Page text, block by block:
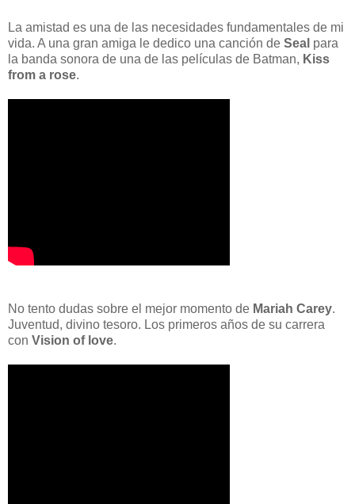
La amistad es una de las necesidades fundamentales de mi
vida. A una gran amiga le dedico una canción de Seal para
la banda sonora de una de las películas de Batman, Kiss
from a rose.
No tento dudas sobre el mejor momento de Mariah Carey.
Juventud, divino tesoro. Los primeros años de su carrera
con Vision of love.